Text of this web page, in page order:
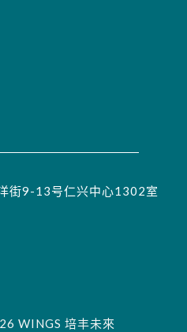
街9-13号仁兴中心1302室
WINGS 培丰未來